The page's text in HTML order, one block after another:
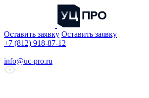
Оставить заявку Оставить заявку
+7 (812) 918-87-12
info@uc-pro.ru